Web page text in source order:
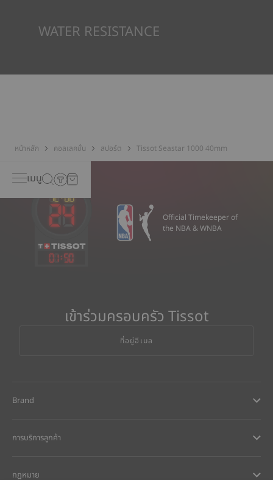
WATER RESISTANCE
หน้าหลัก คอลเลคชั่น สปอร์ต Tissot Seastar 1000 40mm
เมนู
01:50
Official Timekeeper of
the NBA & WNBA
เข้าร่วมครอบครัว Tissot
ที่อยู่อีเมล
Brand
การบริการลูกค้า
กฎหมาย